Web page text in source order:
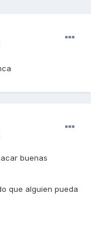
buenas
que alguien pueda